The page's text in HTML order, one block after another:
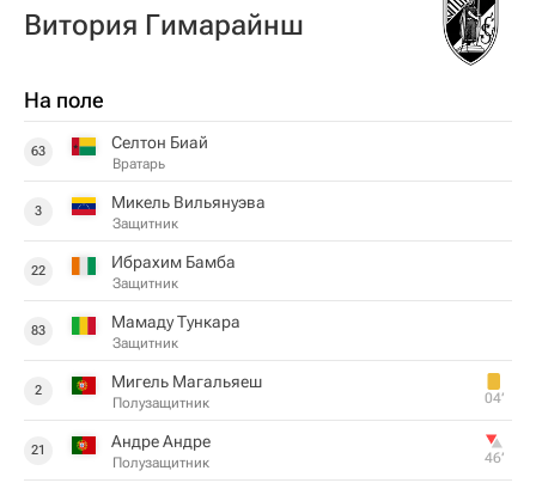
Витория Гимарайнш
На поле
63 Селтон Биай
Вратарь
3 Микель Вильянуэва
Защитник
22 Ибрахим Бамба
Защитник
83 Мамаду Тункара
Защитник
2 Мигель Магальяеш
Полузащитник 04‎’‎
21 Андре Андре
Полузащитник 46‎’‎